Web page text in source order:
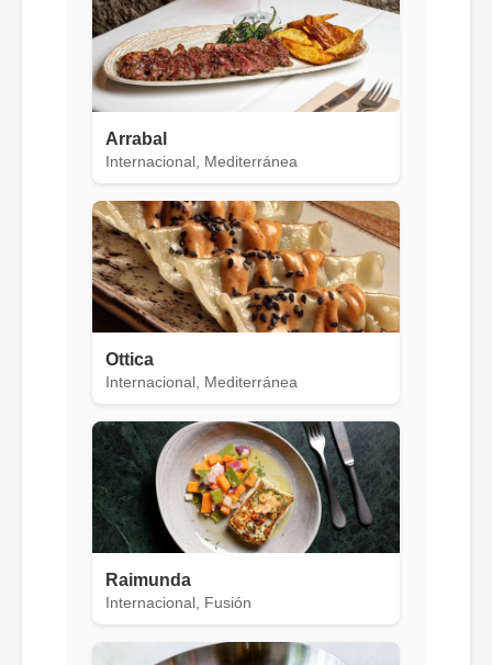
Arrabal
Internacional, Mediterránea
Ottica
Internacional, Mediterránea
Raimunda
Internacional, Fusión